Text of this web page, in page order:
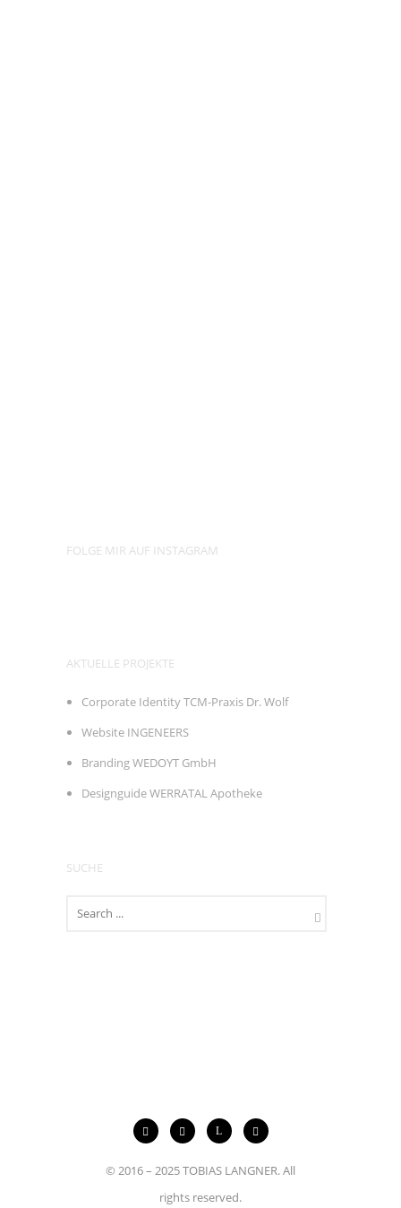
FOLGE MIR AUF INSTAGRAM
AKTUELLE PROJEKTE
Corporate Identity TCM-Praxis Dr. Wolf
Website INGENEERS
Branding WEDOYT GmbH
Designguide WERRATAL Apotheke
SUCHE
© 2016 – 2025 TOBIAS LANGNER. All
rights reserved.